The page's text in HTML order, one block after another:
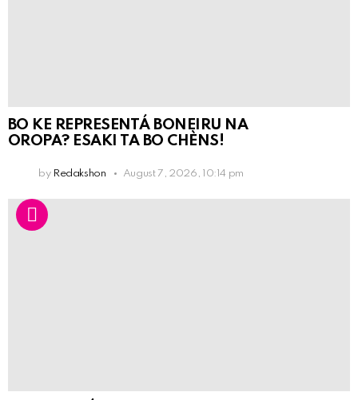
BO KE REPRESENTÁ BONEIRU NA
OROPA? ESAKI TA BO CHÈNS!
by Redakshon August 7, 2026, 10:14 pm